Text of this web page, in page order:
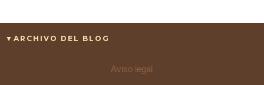
▼ARCHIVO DEL BLOG
Aviso legal